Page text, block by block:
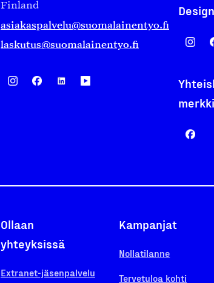
Finland
asiakaspalvelu@suomalainentyo.fi
laskutus@suomalainentyo.fi
merkki
Ollaan
yhteyksissä
Extranet-jäsenpalvelu
Kampanjat
Nollatilanne
Tervetuloa kohti